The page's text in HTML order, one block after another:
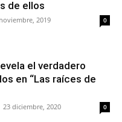
de ellos
2019 0
el verdadero
en “Las raíces de
23 diciembre, 2020 0